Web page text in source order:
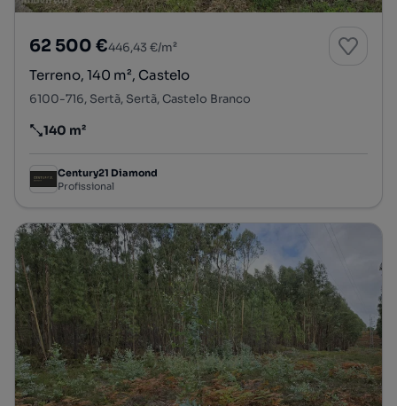
62 500 €446,43 €/m²
Terreno, 140 m², Castelo
6100-716, Sertã, Sertã, Castelo Branco
Preço por metro quadrado
140 m²
Century21 Diamond
Profissional